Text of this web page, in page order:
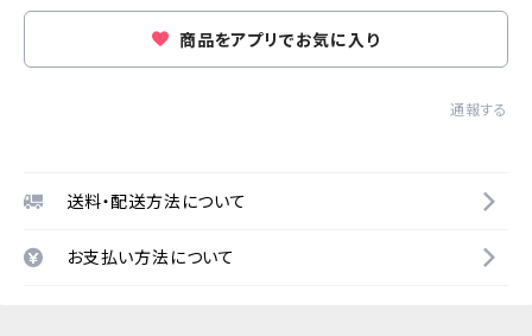
商品をアプリでお気に入り
通報する
送料・配送方法について
お支払い方法について